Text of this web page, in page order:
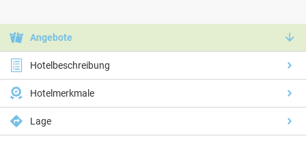
Angebote
Hotelbeschreibung
Hotelmerkmale
Lage